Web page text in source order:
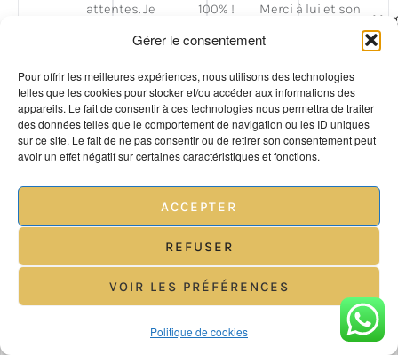
Gérer le consentement
Pour offrir les meilleures expériences, nous utilisons des technologies
telles que les cookies pour stocker et/ou accéder aux informations des
appareils. Le fait de consentir à ces technologies nous permettra de traiter
des données telles que le comportement de navigation ou les ID uniques
sur ce site. Le fait de ne pas consentir ou de retirer son consentement peut
avoir un effet négatif sur certaines caractéristiques et fonctions.
ACCEPTER
REFUSER
VOIR LES PRÉFÉRENCES
Politique de cookies
attentes. Je
vivement !
Coraly T.
100% !
Merci à lui et son
Auror M.
Questions fréquentes